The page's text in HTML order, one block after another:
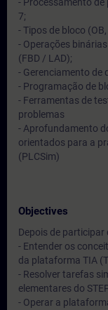
7;
- Tipos de bloco
- Operações
(FBD / LAD);
- Gerenciamento de
- Programação de
- Ferramentas de
problemas
- Aprofundamento
orientados para a
(PLCSim)
Objectives
Depois de participar
- Entender os
da plataforma TIA
- Resolver tarefas
elementares do
- Operar a